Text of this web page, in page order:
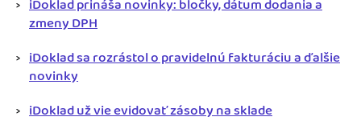
iDoklad prináša novinky: bločky, dátum dodania a
zmeny DPH
iDoklad sa rozrástol o pravidelnú fakturáciu a ďalšie
novinky
iDoklad už vie evidovať zásoby na sklade